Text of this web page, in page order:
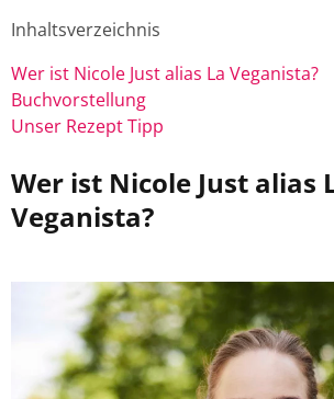
Inhaltsverzeichnis
Wer ist Nicole Just alias La Veganista?
Buchvorstellung
Unser Rezept Tipp
Wer ist Nicole Just alias
Veganista?